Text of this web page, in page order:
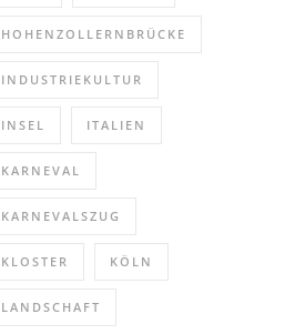
HOHENZOLLERNBRÜCKE
INDUSTRIEKULTUR
INSEL ITALIEN
KARNEVAL
KARNEVALSZUG
KLOSTER KÖLN
LANDSCHAFT